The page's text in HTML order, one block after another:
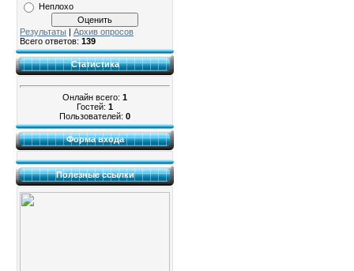
Неплохо
Результаты | Архив опросов
Всего ответов: 139
Статистика
Онлайн всего: 1
Гостей: 1
Пользователей: 0
Форма входа
Полезные ссылки